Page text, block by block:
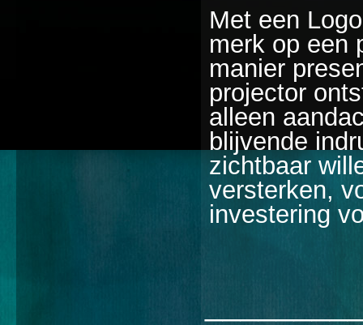
Met een
merk op een
manier
projector
alleen
blijvende
zichtbaar
versterken,
investering